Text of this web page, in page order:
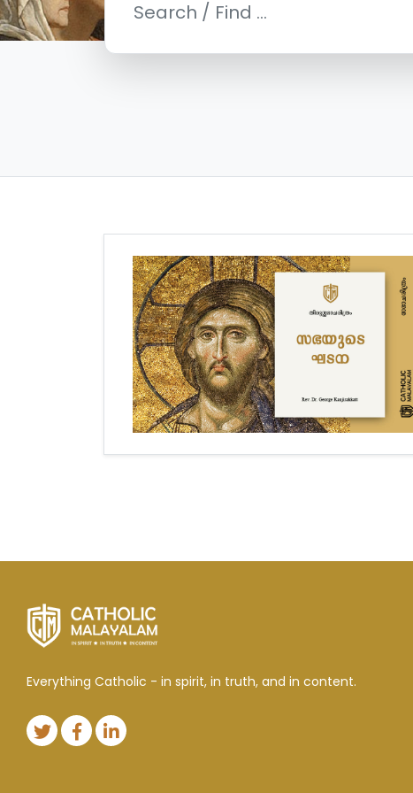
Everything Catholic - in spirit, in truth, and in content.